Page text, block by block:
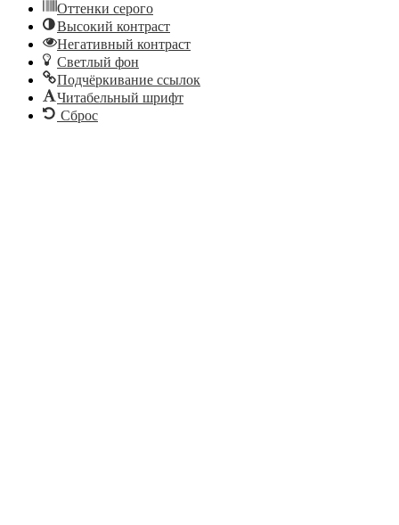
Оттенки серого
Высокий контраст
Негативный контраст
Светлый фон
Подчёркивание ссылок
Читабельный шрифт
Сброс